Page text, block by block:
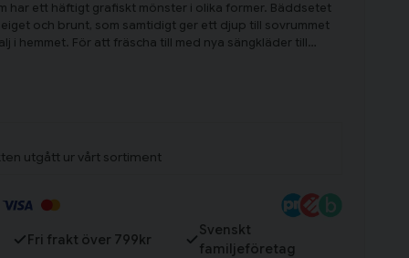
har ett häftigt grafiskt mönster i olika former. Bäddsetet
och brunt, som samtidigt ger ett djup till sovrummet
i hemmet. För att fräscha till med nya sängkläder till
utgått ur vårt sortiment
Fri frakt över 799kr
Svenskt
familjeföretag